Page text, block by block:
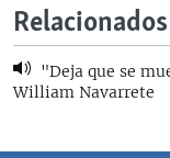
Relacionados
"Deja que se
William Navarrete